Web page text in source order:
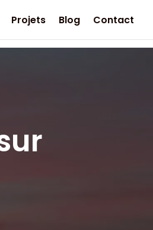
Projets Blog Contact